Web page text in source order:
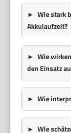
Wie stark
Akkulaufzeit?
Wie
den Einsatz
Wie
Wie